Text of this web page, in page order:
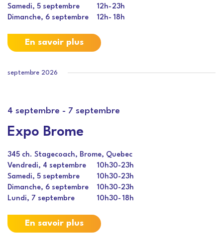
Samedi, 5 septembre
12h-23h
Dimanche, 6 septembre
12h- 18h
En savoir plus
septembre 2026
4 septembre - 7 septembre
Expo Brome
345 ch. Stagecoach, Brome, Quebec
Vendredi, 4 septembre
10h30-23h
Samedi, 5 septembre
10h30-23h
Dimanche, 6 septembre
10h30-23h
Lundi, 7 septembre
10h30- 18h
En savoir plus